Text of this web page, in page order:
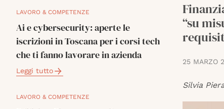
LAVORO & COMPETENZE
Ai e cybersecurity: aperte le
iscrizioni in Toscana per i corsi tech
che ti fanno lavorare in azienda
Leggi tutto
LAVORO & COMPETENZE
“su
25 MARZO
Silvia